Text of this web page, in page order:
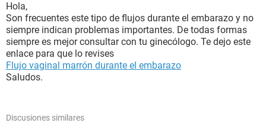
Hola,
Son frecuentes este tipo de flujos durante el embarazo y no
siempre indican problemas importantes. De todas formas
siempre es mejor consultar con tu ginecólogo. Te dejo este
enlace para que lo revises
Flujo vaginal marrón durante el embarazo
Saludos.
Discusiones similares